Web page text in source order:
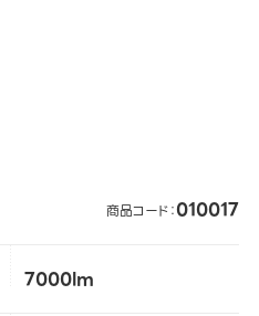
商品コード：010017
7000lm